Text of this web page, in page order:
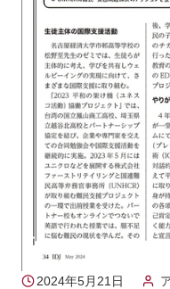
2024年5月21日